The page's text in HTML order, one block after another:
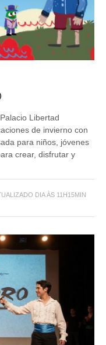
Libertad
de invierno con
para niños, jóvenes
crear, disfrutar y
DIA ÀS 11H15MIN